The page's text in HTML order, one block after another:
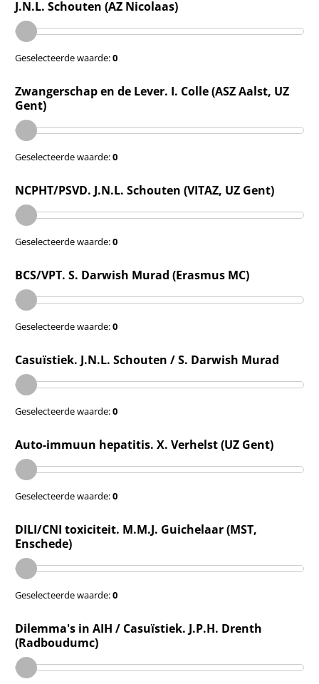
J.N.L. Schouten (AZ Nicolaas)
Geselecteerde waarde:0
Zwangerschap en de Lever. I. Colle (ASZ Aalst, UZ
Gent)
Geselecteerde waarde:0
NCPHT/PSVD. J.N.L. Schouten (VITAZ, UZ Gent)
Geselecteerde waarde:0
BCS/VPT. S. Darwish Murad (Erasmus MC)
Geselecteerde waarde:0
Casuïstiek. J.N.L. Schouten / S. Darwish Murad
Geselecteerde waarde:0
Auto-immuun hepatitis. X. Verhelst (UZ Gent)
Geselecteerde waarde:0
DILI/CNI toxiciteit. M.M.J. Guichelaar (MST,
Enschede)
Geselecteerde waarde:0
Dilemma's in AIH / Casuïstiek. J.P.H. Drenth
(Radboudumc)